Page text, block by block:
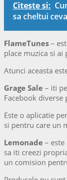
Citeste si:
sa cheltui ceva
FlameTunes –
place muzica si ai
Atunci aceasta
Grage Sale – iti
Facebook diverse
Este o aplicatie
si pentru care un
Lemonade –
sa iti creezi
un comision